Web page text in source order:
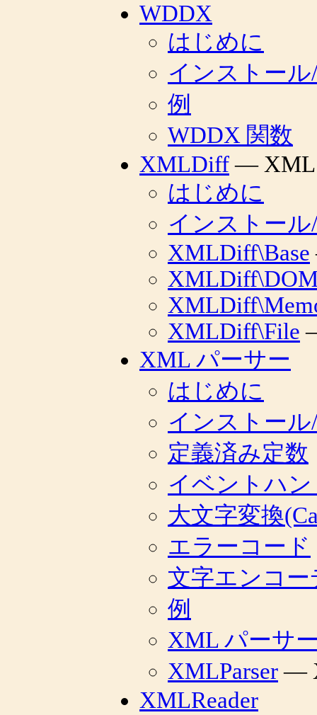
WDDX
はじめに
インストール
例
WDDX 関数
XMLDiff— XML
はじめに
インストール
XMLDiff\Base
XMLDiff\File
XML パーサー
はじめに
インストール
定義済み定数
イベントハ
大文字変換
エラーコード
文字エンコ
例
XML パーサ
XMLParser—
XMLReader